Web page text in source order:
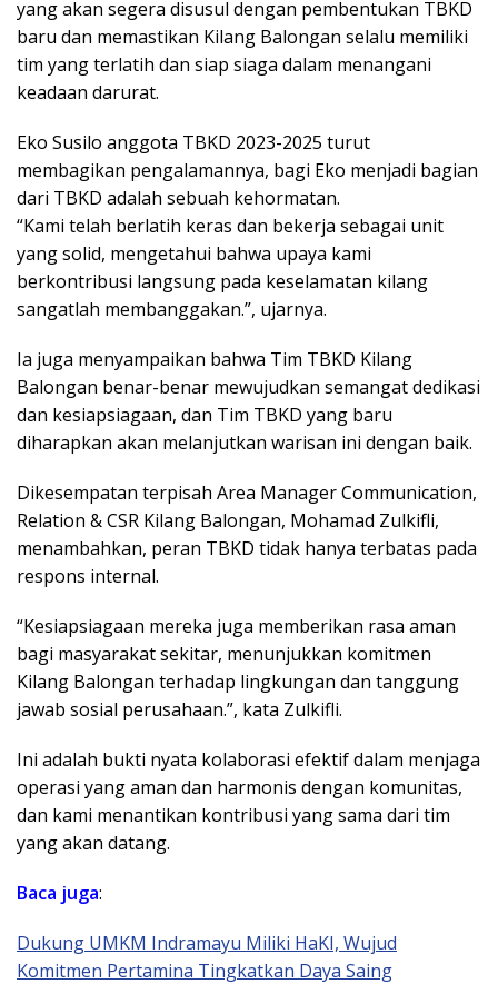
yang akan segera disusul dengan pembentukan TBKD
baru dan memastikan Kilang Balongan selalu memiliki
tim yang terlatih dan siap siaga dalam menangani
keadaan darurat.
Eko Susilo anggota TBKD 2023-2025 turut
membagikan pengalamannya, bagi Eko menjadi bagian
dari TBKD adalah sebuah kehormatan.
“Kami telah berlatih keras dan bekerja sebagai unit
yang solid, mengetahui bahwa upaya kami
berkontribusi langsung pada keselamatan kilang
sangatlah membanggakan.”, ujarnya.
Ia juga menyampaikan bahwa Tim TBKD Kilang
Balongan benar-benar mewujudkan semangat dedikasi
dan kesiapsiagaan, dan Tim TBKD yang baru
diharapkan akan melanjutkan warisan ini dengan baik.
Dikesempatan terpisah Area Manager Communication,
Relation & CSR Kilang Balongan, Mohamad Zulkifli,
menambahkan, peran TBKD tidak hanya terbatas pada
respons internal.
“Kesiapsiagaan mereka juga memberikan rasa aman
bagi masyarakat sekitar, menunjukkan komitmen
Kilang Balongan terhadap lingkungan dan tanggung
jawab sosial perusahaan.”, kata Zulkifli.
Ini adalah bukti nyata kolaborasi efektif dalam menjaga
operasi yang aman dan harmonis dengan komunitas,
dan kami menantikan kontribusi yang sama dari tim
yang akan datang.
Baca juga:
Dukung UMKM Indramayu Miliki HaKI, Wujud
Komitmen Pertamina Tingkatkan Daya Saing